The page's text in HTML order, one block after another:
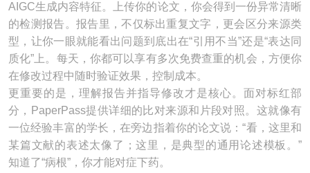
AIGC生成内容特征。上传你的论文，你会得到一份异常清晰
的检测报告。报告里，不仅标出重复文字，更会区分来源类
型，让你一眼就能看出问题到底出在“引用不当”还是“表达同
质化”上。每天，你都可以享有多次免费查重的机会，方便你
在修改过程中随时验证效果，控制成本。
更重要的是，理解报告并指导修改才是核心。面对标红部
分，PaperPass提供详细的比对来源和片段对照。这就像有
一位经验丰富的学长，在旁边指着你的论文说：“看，这里和
某篇文献的表述太像了；这里，是典型的通用论述模板。”
知道了“病根”，你才能对症下药。